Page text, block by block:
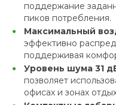
поддержание
пиков потребления.
Максимальный
эффективно
поддерживая
Уровень шума 31
позволяет
офисах и зонах